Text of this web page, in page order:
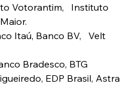
Votorantim,   Instituto
Itaú, Banco BV,   Velt
Bradesco, BTG
EDP Brasil, Astra